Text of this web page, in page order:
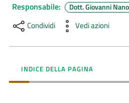
AUSL
Comunica
Responsabile: Dott. Giovanni Nano
Condividi Vedi azioni
INDICE DELLA PAGINA